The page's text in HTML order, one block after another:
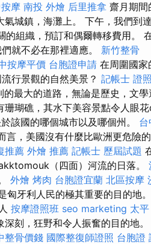
摩 南投 外燴 后里推拿 齋月期間
城鎮，海灘上。 下午，我們到
組織，預訂和偶爾轉移費用。
就不必在那裡適應。 新竹整骨
按摩平價 台胞證申請 在周圍國家
行景觀的自然美景？ 記帳士 證
最大的道路，無論是歷史，文學
瑚礁，其水下美容景點令人眼
該國的哪個城市以及哪個州。 台
言，美國沒有什麼比歐洲更危險的
推薦 外燴 推薦 記帳士 歷屆試題
（四面）河流的日落。
外燴 烤肉 台胞證宜蘭 北區按摩
牙利人民的極其重要的目的地。
按摩證照班 seo marketing 太
刻，狂野和令人振奮的目的地
整骨價錢 國際整復師證照 台胞證